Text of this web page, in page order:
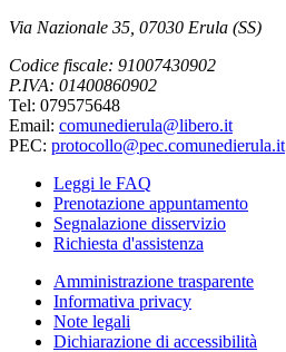
Via Nazionale 35, 07030 Erula (SS)
Codice fiscale: 91007430902
P.IVA: 01400860902
Tel: 079575648
Email: comunedierula@libero.it
PEC: protocollo@pec.comunedierula.it
Leggi le FAQ
Prenotazione appuntamento
Segnalazione disservizio
Richiesta d'assistenza
Amministrazione trasparente
Informativa privacy
Note legali
Dichiarazione di accessibilità